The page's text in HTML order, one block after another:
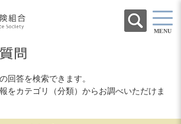
MENU
回答を検索できます。
をカテゴリ（分類）からお調べいただけま